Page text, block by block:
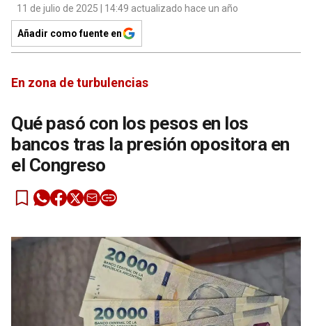
11 de julio de 2025 | 14:49 actualizado hace un año
Añadir como fuente en
En zona de turbulencias
Qué pasó con los pesos en los
bancos tras la presión opositora en
el Congreso